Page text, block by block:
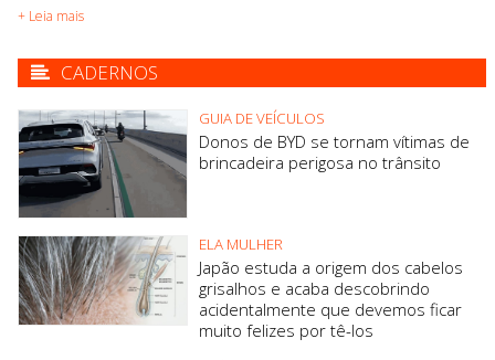
+ Leia mais
CADERNOS
GUIA DE VEÍCULOS
Donos de BYD se tornam vítimas de
brincadeira perigosa no trânsito
ELA MULHER
Japão estuda a origem dos cabelos
grisalhos e acaba descobrindo
acidentalmente que devemos ficar
muito felizes por tê-los